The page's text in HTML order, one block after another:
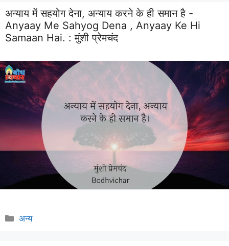
अन्याय में सहयोग देना, अन्याय करने के ही समान है -
Anyaay Me Sahyog Dena , Anyaay Ke Hi
Samaan Hai. :मुंशी प्रेमचंद
Categories
अन्य